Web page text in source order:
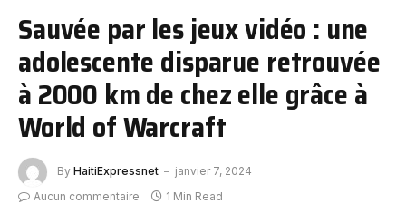
Sauvée par les jeux vidéo : une
adolescente disparue retrouvée
à 2000 km de chez elle grâce à
World of Warcraft
By HaitiExpressnet
janvier 7, 2024
Aucun commentaire
1 Min Read